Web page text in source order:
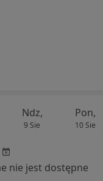
Ndz,
9 Sie
Pon,
10 Sie
nie jest dostępne